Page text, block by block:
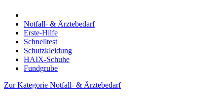
Notfall- & Ärztebedarf
Erste-Hilfe
Schnelltest
Schutzkleidung
HAIX-Schuhe
Fundgrube
Zur Kategorie Notfall- & Ärztebedarf